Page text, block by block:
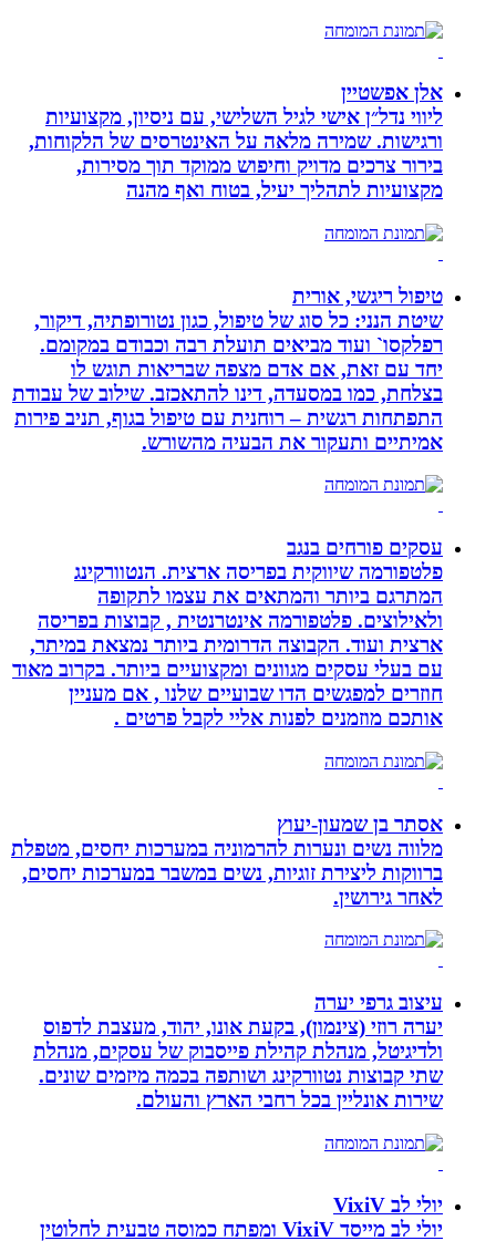
אלן אפשטיין
ליווי נדל״ן אישי לגיל השלישי, עם ניסיון, מקצועיות
ורגישות. שמירה מלאה על האינטרסים של הלקוחות,
בירור צרכים מדויק וחיפוש ממוקד תוך מסירות,
מקצועיות לתהליך יעיל, בטוח ואף מהנה
טיפול ריגשי, אורית
שיטת הנני: כל סוג של טיפול, כגון נטורופתיה, דיקור,
רפלקסו` ועוד מביאים תועלת רבה וכבודם במקומם.
יחד עם זאת, אם אדם מצפה שבריאות תוגש לו
בצלחת, כמו במסעדה, דינו להתאכזב. שילוב של עבודת
התפתחות רגשית – רוחנית עם טיפול בגוף, תניב פירות
אמיתיים ותעקור את הבעיה מהשורש.
עסקים פורחים בנגב
פלטפורמה שיווקית בפריסה ארצית. הנטוורקינג
המתרגם ביותר והמתאים את עצמו לתקופה
ולאילוצים. פלטפורמה אינטרנטית , קבוצות בפריסה
ארצית ועוד. הקבוצה הדרומית ביותר נמצאת במיתר,
עם בעלי עסקים מגוונים ומקצועיים ביותר. בקרוב מאוד
חוזרים למפגשים הדו שבועיים שלנו , אם מעניין
אותכם מוזמנים לפנות אליי לקבל פרטים .
אסתר בן שמעון-יעוץ
מלווה נשים ונערות להרמוניה במערכות יחסים, מטפלת
ברווקות ליצירת זוגיות, נשים במשבר במערכות יחסים,
לאחר גירושין.
עיצוב גרפי יערה
יערה רוזי (צינמון), בקעת אונו, יהוד, מעצבת לדפוס
ולדיגיטל, מנהלת קהילת פייסבוק של עסקים, מנהלת
שתי קבוצות נטוורקינג ושותפה בכמה מיזמים שונים.
שירות אונליין בכל רחבי הארץ והעולם.
יולי לב VixiV
יולי לב מייסד VixiV ומפתח כמוסה טבעית לחלוטין